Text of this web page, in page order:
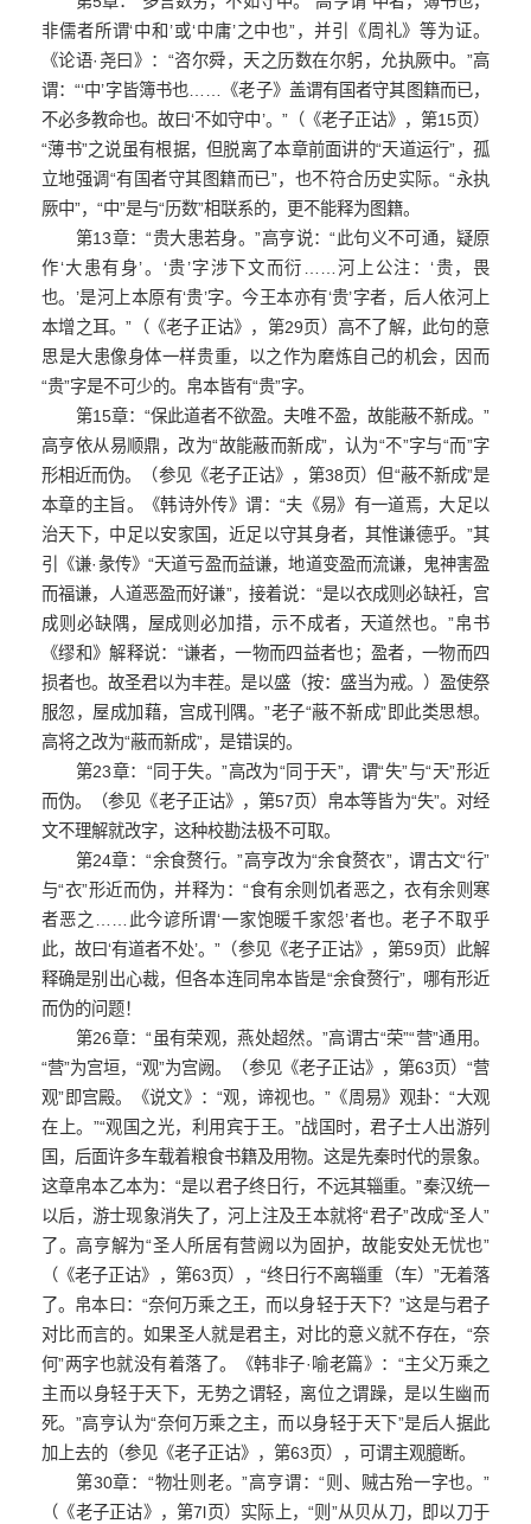
非儒者所谓‘中和’或‘中庸’之中也”，并引
《周礼》等为证。
《论语·尧曰》：“咨尔舜，天之历数在尔躬，允执厥中。”高
谓：“‘中’字皆簿书也……《老子》盖谓有国者守其图籍而已，
不必多教命也。故曰‘不如守中’。”（《老子正诂》，第15页）
“薄书”之说虽有根据，但脱离了本章前面讲的“天道运行”，孤
立地强调“有国者守其图籍而已”，也不符合历史实际。“永执
厥中”，“中”是与“历数”相联系的，更不能释为图籍。
第13章：“贵大患若身。”高亨说：“此句义不可通，疑原
作‘大患有身’。‘贵’字涉下文而衍……河上公注：‘贵，畏
也。’是河上本原有‘贵’字。今王本亦有‘贵’字者，后人依河上
本增之耳。”（《老子正诂》，第29页）高不了解，此句的意
思是大患像身体一样贵重，以之作为磨炼自己的机会，因而
“贵”字是不可少的。帛本皆有“贵”字。
第15章：“保此道者不欲盈。夫唯不盈，故能蔽不新成。”
高亨依从易顺鼎，改为“故能蔽而新成”，认为“不”字与“而”字
形相近而伪。（参见《老子正诂》，第38页）但“蔽不新成”是
本章的主旨。
《韩诗外传》谓：“夫《易》有一道焉，大足以
治天下，中足以安家国，近足以守其身者，其惟谦德乎。”其
引《谦·彖传》“天道亏盈而益谦，地道变盈而流谦，鬼神害盈
而福谦，人道恶盈而好谦”，接着说：“是以衣成则必缺衽，宫
成则必缺隅，屋成则必加措，示不成者，天道然也。”帛书
《缪和》解释说：“谦者，一物而四益者也；盈者，一物而四
损者也。故圣君以为丰茬。是以盛（按：盛当为戒。）盈使祭
服忽，屋成加藉，宫成刊隅。”老子“蔽不新成”即此类思想。
高将之改为“蔽而新成”，是错误的。
第23章：“同于失。”高改为“同于天”，谓“失”与“天”形近
而伪。（参见《老子正诂》，第57页）帛本等皆为“失”。对经
文不理解就改字，这种校勘法极不可取。
第24章：“余食赘行。”高亨改为“余食赘衣”，谓古文“行”
与“衣”形近而伪，并释为：“食有余则饥者恶之，衣有余则寒
者恶之……此今谚所谓‘一家饱暖千家怨’者也。老子不取乎
此，故曰‘有道者不处’。”（参见《老子正诂》，第59页）此解
释确是别出心裁，但各本连同帛本皆是“余食赘行”，哪有形近
而伪的问题！
第26章：“虽有荣观，燕处超然。”高谓古“荣”“营”通用。
“营”为宫垣，“观”为宫阙。（参见《老子正诂》，第63页）“营
观”即宫殿。《说文》：“观，谛视也。”《周易》观卦：“大观
在上。”“观国之光，利用宾于王。”战国时，君子士人出游列
国，后面许多车载着粮食书籍及用物。这是先秦时代的景象。
这章帛本乙本为：“是以君子终日行，不远其辎重。”秦汉统一
以后，游士现象消失了，河上注及王本就将“君子”改成“圣人”
了。高亨解为“圣人所居有营阙以为固护，故能安处无忧也”
（《老子正诂》，第63页），“终日行不离辎重（车）”无着落
了。帛本曰：“奈何万乘之王，而以身轻于天下？”这是与君子
对比而言的。如果圣人就是君主，对比的意义就不存在，“奈
何”两字也就没有着落了。《韩非子·喻老篇》：“主父万乘之
主而以身轻于天下，无势之谓轻，离位之谓躁，是以生幽而
死。”高亨认为“奈何万乘之主，而以身轻于天下”是后人据此
加上去的（参见《老子正诂》，第63页），可谓主观臆断。
第30章：“物壮则老。”高亨谓：“则、贼古殆一字也。”
（《老子正诂》，第7l页）实际上，“则”从贝从刀，即以刀于